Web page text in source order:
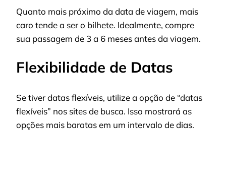
Quanto mais próximo da data de viagem, mais
caro tende a ser o bilhete. Idealmente, compre
sua passagem de 3 a 6 meses antes da viagem.
Flexibilidade de Datas
Se tiver datas flexíveis, utilize a opção de “datas
flexíveis” nos sites de busca. Isso mostrará as
opções mais baratas em um intervalo de dias.